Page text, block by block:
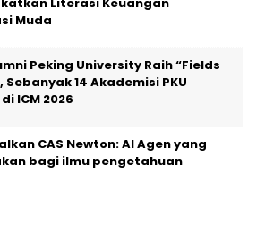
Literasi Keuangan
Muda
Peking University Raih “Fields
Sebanyak 14 Akademisi PKU
ICM 2026
CAS Newton: AI Agen yang
bagi ilmu pengetahuan